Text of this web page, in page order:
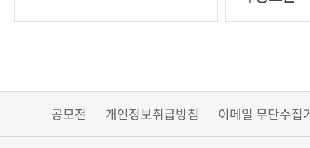
공모전 개인정보취급방침 이메일 무단수집